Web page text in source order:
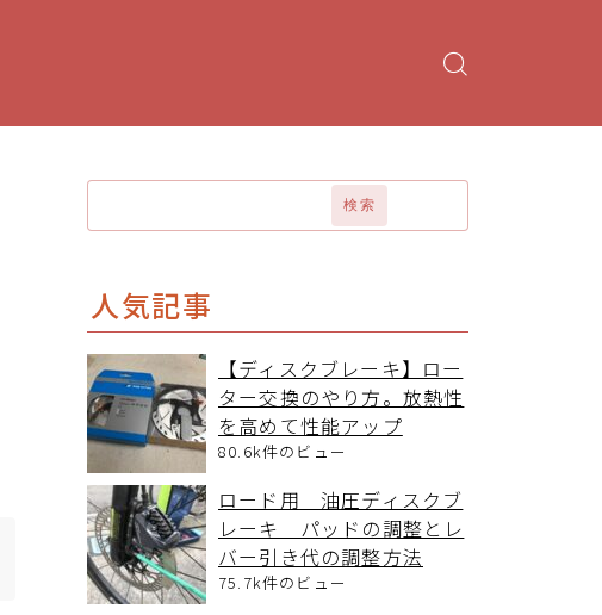
検索
人気記事
【ディスクブレーキ】ロー
ター交換のやり方。放熱性
を高めて性能アップ
80.6k件のビュー
ロード用 油圧ディスクブ
レーキ パッドの調整とレ
バー引き代の調整方法
75.7k件のビュー